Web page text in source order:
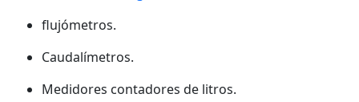
flujómetros.
Caudalímetros.
Medidores contadores de litros.